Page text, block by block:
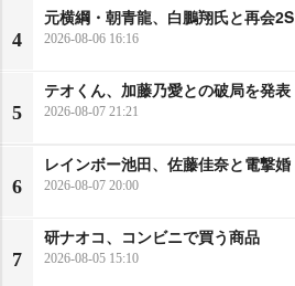
4
元横綱・朝青龍、白鵬翔氏と再会2S
2026-08-06 16:16
5
テオくん、加藤乃愛との破局を発表
2026-08-07 21:21
6
レインボー池田、佐藤佳奈と電撃婚
2026-08-07 20:00
7
研ナオコ、コンビニで買う商品
2026-08-05 15:10